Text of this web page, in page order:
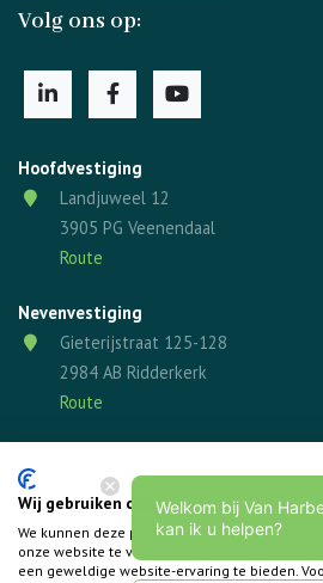
Volg ons op:
Hoofdvestiging
Landjuweel 12
3905 PG Veenendaal
Route
Nevenvestiging
Gieterijstraat 125-128
2984 AB Ridderkerk
Route
Wij gebruiken cookies
We kunnen deze plaatsen voor analyse van
onze website te verbeteren,
een geweldige website-ervaring te bieden.
Welkom bij Van
kan ik u helpen?